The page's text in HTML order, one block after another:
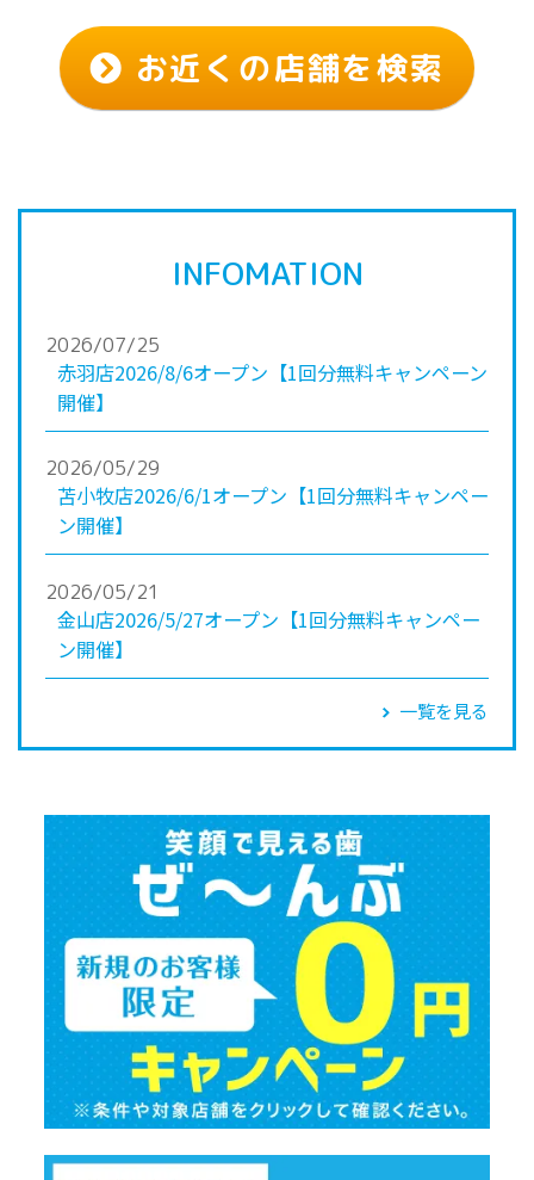
お近くの店舗を検索
INFOMATION
2026/07/25
赤羽店2026/8/6オープン【1回分無料キャンペーン
開催】
2026/05/29
苫小牧店2026/6/1オープン【1回分無料キャンペー
ン開催】
2026/05/21
金山店2026/5/27オープン【1回分無料キャンペー
ン開催】
一覧を見る